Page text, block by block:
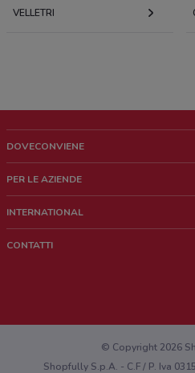
VELLETRI
DOVECONVIENE
Chi siamo
Lavora con noi
PER LE AZIENDE
Richieste commerciali e marketing
INTERNATIONAL
CONTATTI
Hai un malfunzionamento sul web o
© Copyright 2026
Shopfully S.p.A. - C.F / P. Iva